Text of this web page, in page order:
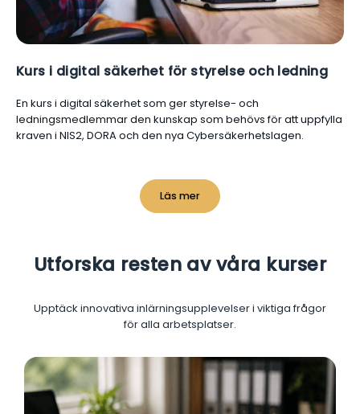
Kurs i digital säkerhet för styrelse och ledning
En kurs i digital säkerhet som ger styrelse- och
ledningsmedlemmar den kunskap som behövs för att uppfylla
kraven i NIS2, DORA och den nya Cybersäkerhetslagen.
Läs mer
Utforska resten av våra kurser
Upptäck innovativa inlärningsupplevelser i viktiga frågor
för alla arbetsplatser.